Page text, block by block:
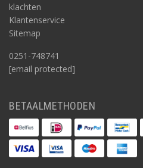
klachten
Klantenservice
Sitemap
0251-748741
[email protected]
BETAALMETHODEN